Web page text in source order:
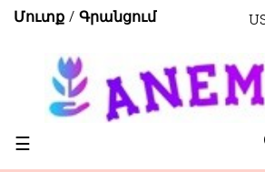
Մուտք Գրանցում
Toggle
☰